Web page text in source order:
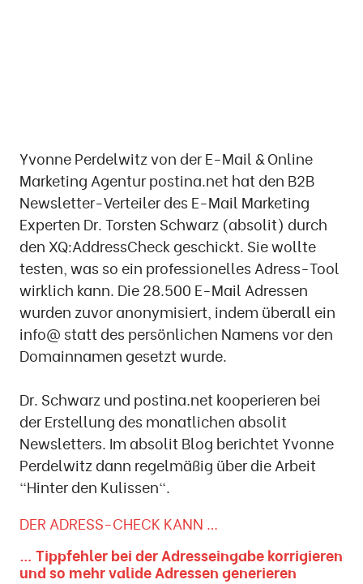
Yvonne Perdelwitz von der E-Mail & Online
Marketing Agentur postina.net hat den B2B
Newsletter-Verteiler des E-Mail Marketing
Experten Dr. Torsten Schwarz (absolit) durch
den XQ:AddressCheck geschickt. Sie wollte
testen, was so ein professionelles Adress-Tool
wirklich kann. Die 28.500 E-Mail Adressen
wurden zuvor anonymisiert, indem überall ein
info@ statt des persönlichen Namens vor den
Domainnamen gesetzt wurde.
Dr. Schwarz und postina.net kooperieren bei
der Erstellung des monatlichen absolit
Newsletters. Im absolit Blog berichtet Yvonne
Perdelwitz dann regelmäßig über die Arbeit
"Hinter den Kulissen".
DER ADRESS-CHECK KANN …
… Tippfehler bei der Adresseingabe korrigieren
und so mehr valide Adressen generieren